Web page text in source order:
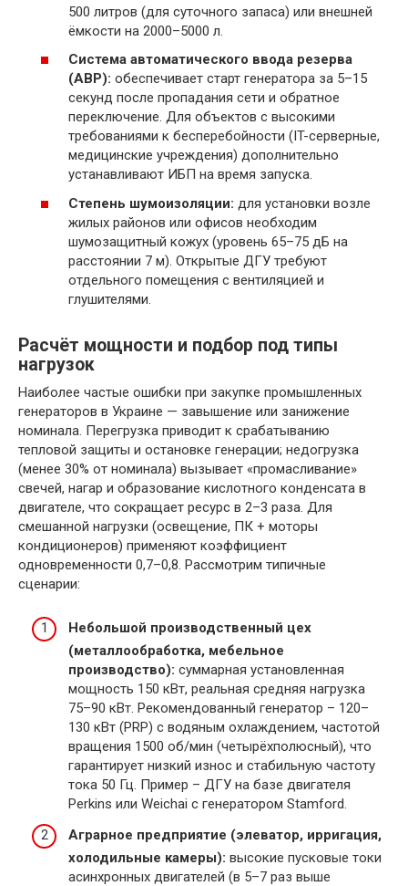
500 литров (для суточного запаса) или внешней
ёмкости на 2000–5000 л.
Система автоматического ввода резерва
(АВР): обеспечивает старт генератора за 5–15
секунд после пропадания сети и обратное
переключение. Для объектов с высокими
требованиями к бесперебойности (IT-серверные,
медицинские учреждения) дополнительно
устанавливают ИБП на время запуска.
Степень шумоизоляции: для установки возле
жилых районов или офисов необходим
шумозащитный кожух (уровень 65–75 дБ на
расстоянии 7 м). Открытые ДГУ требуют
отдельного помещения с вентиляцией и
глушителями.
Расчёт мощности и подбор под типы
нагрузок
Наиболее частые ошибки при закупке промышленных
генераторов в Украине — завышение или занижение
номинала. Перегрузка приводит к срабатыванию
тепловой защиты и остановке генерации; недогрузка
(менее 30% от номинала) вызывает «промасливание»
свечей, нагар и образование кислотного конденсата в
двигателе, что сокращает ресурс в 2–3 раза. Для
смешанной нагрузки (освещение, ПК + моторы
кондиционеров) применяют коэффициент
одновременности 0,7–0,8. Рассмотрим типичные
сценарии:
Небольшой производственный цех
(металлообработка, мебельное
производство): суммарная установленная
мощность 150 кВт, реальная средняя нагрузка
75–90 кВт. Рекомендованный генератор – 120–
130 кВт (PRP) с водяным охлаждением, частотой
вращения 1500 об/мин (четырёхполюсный), что
гарантирует низкий износ и стабильную частоту
тока 50 Гц. Пример – ДГУ на базе двигателя
Perkins или Weichai с генератором Stamford.
Аграрное предприятие (элеватор, ирригация,
холодильные камеры): высокие пусковые токи
асинхронных двигателей (в 5–7 раз выше